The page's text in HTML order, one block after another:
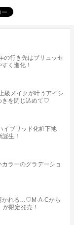
の行き先はブリュッセ
く進化！
級メイクが叶うアイシ
きを閉じ込めて♡
イブリッド化粧下地
生！
ラーのグラデーショ
かれる…♡M·A·Cから
が限定発売！